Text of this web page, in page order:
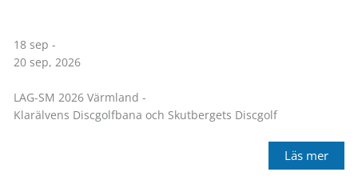
18 sep -
20 sep, 2026
LAG-SM 2026 Värmland -
Klarälvens Discgolfbana och Skutbergets Discgolf
Läs mer